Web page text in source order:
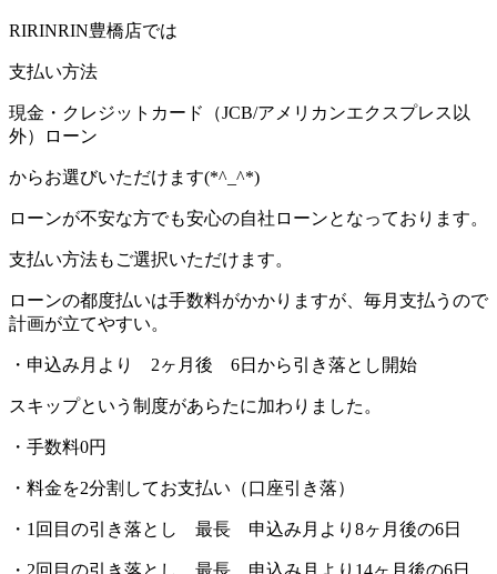
RIRINRIN豊橋店では
支払い方法
現金・クレジットカード（JCB/アメリカンエクスプレス以
外）ローン
からお選びいただけます(*^_^*)
ローンが不安な方でも安心の自社ローンとなっております。
支払い方法もご選択いただけます。
ローンの都度払いは手数料がかかりますが、毎月支払うので
計画が立てやすい。
・申込み月より 2ヶ月後 6日から引き落とし開始
スキップという制度があらたに加わりました。
・手数料0円
・料金を2分割してお支払い（口座引き落）
・1回目の引き落とし 最長 申込み月より8ヶ月後の6日
・2回目の引き落とし 最長 申込み月より14ヶ月後の6日